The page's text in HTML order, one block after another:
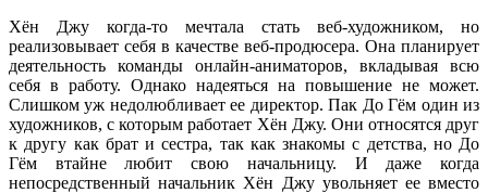
Хён Джу когда-то мечтала стать веб-художником, но
реализовывает себя в качестве веб-продюсера. Она планирует
деятельность команды онлайн-аниматоров, вкладывая всю
себя в работу. Однако надеяться на повышение не может.
Слишком уж недолюбливает ее директор. Пак До Гём один из
художников, с которым работает Хён Джу. Они относятся друг
к другу как брат и сестра, так как знакомы с детства, но До
Гём втайне любит свою начальницу. И даже когда
непосредственный начальник Хён Джу увольняет ее вместо